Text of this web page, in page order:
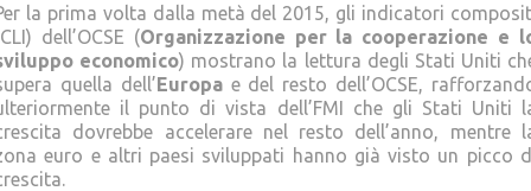
la prima volta dalla metà del 2015, gli indicatori
dell’OCSE (Organizzazione per la cooperazione e
economico) mostrano la lettura degli Stati Uniti
quella dell’Europae del resto dell’OCSE,
il punto di vista dell’FMI che gli Stati Uniti
dovrebbe accelerare nel resto dell’anno, mentre
euro e altri paesi sviluppati hanno già visto un picco